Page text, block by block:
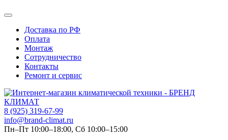
Доставка по РФ
Оплата
Монтаж
Сотрудничество
Контакты
Ремонт и сервис
8 (925) 319-67-99
info@brand-climat.ru
Пн–Пт 10:00–18:00, Сб 10:00–15:00